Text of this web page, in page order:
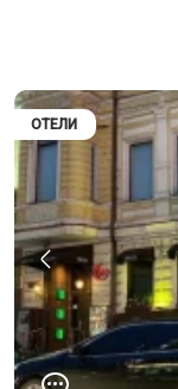
ОТЕЛИ